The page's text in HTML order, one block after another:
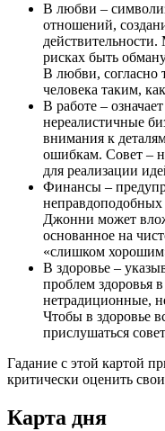
В любви –
отношений,
рисках быть
В любви, согласно
человека таким,
В работе –
нереалистичные
внимания к
ошибкам. Совет –
для реализации
Финансы –
Джонни может
основанное на
«слишком
В здоровье –
проблем здоровья
нетрадиционные,
Чтобы в здоровье
прислушаться
Гадание с этой картой
критически оценить
Карта дня